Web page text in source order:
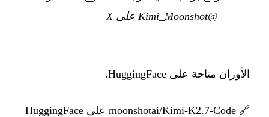
— @Kimi_Moonshot على X
الأوزان متاحة على HuggingFace.
🔗 moonshotai/Kimi-K2.7-Code على HuggingFace